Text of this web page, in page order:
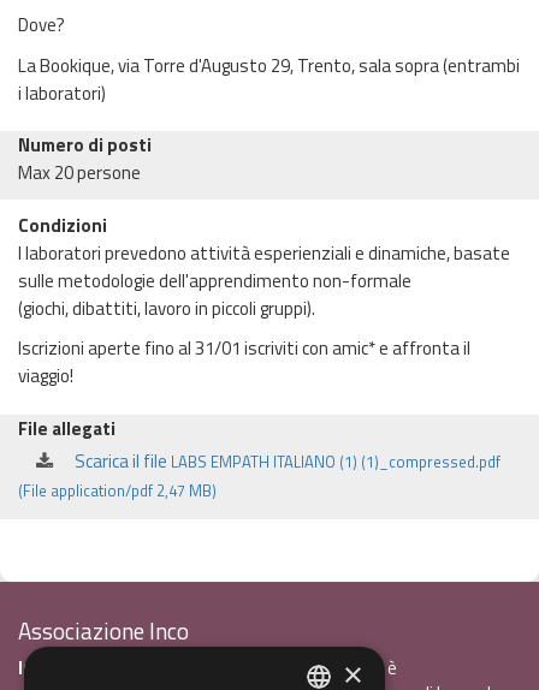
Dove?
La Bookique, via Torre d'Augusto 29, Trento, sala sopra (entrambi
i laboratori)
Numero di posti
Max 20 persone
Condizioni
I laboratori prevedono attività esperienziali e dinamiche, basate
sulle metodologie dell'apprendimento non-formale
(giochi, dibattiti, lavoro in piccoli gruppi).
Iscrizioni aperte fino al 31/01 iscriviti con amic* e affronta il
viaggio!
File allegati
Scarica il file LABS EMPATH ITALIANO (1) (1)_compressed.pdf
(File application/pdf 2,47 MB)
Associazione Inco
InCo - Interculturalità & Comunicazione APSè
×